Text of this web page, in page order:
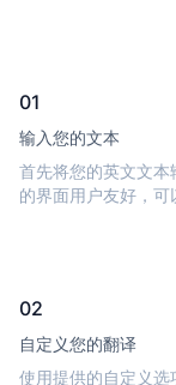
01
输入您的文本
首先将您的英文文本
的界面用户友好，可
02
自定义您的翻译
使用提供的自定义